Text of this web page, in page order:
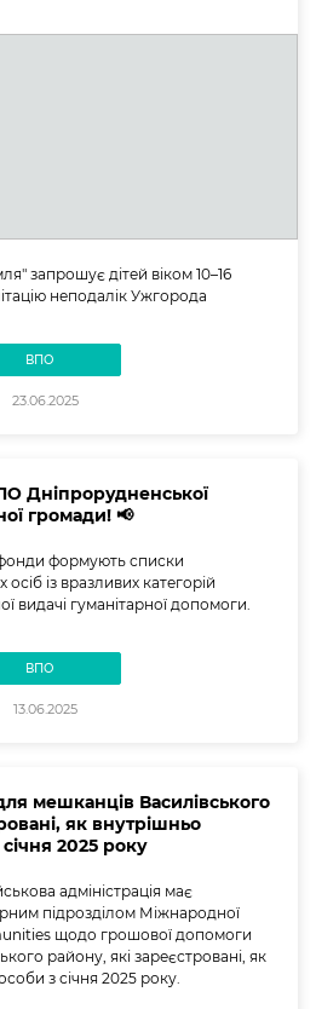
запрошує дітей віком 10–16
неподалік Ужгорода
ВПО
23.06.2025
Дніпрорудненської
громади! 📢
формують списки
із вразливих категорій
видачі гуманітарної допомоги.
ВПО
13.06.2025
мешканців Василівського
як внутрішньо
2025 року
адміністрація має
підрозділом Міжнародної
щодо грошової допомоги
району, які зареєстровані, як
з січня 2025 року.